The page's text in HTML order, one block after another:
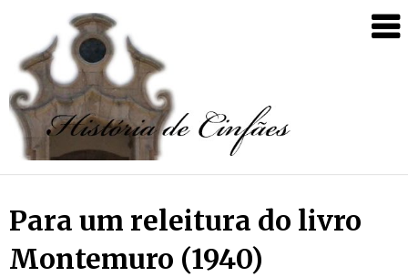
Para um releitura do livro
Montemuro (1940)